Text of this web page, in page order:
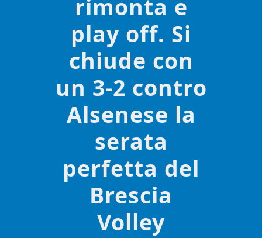
rimonta e
play off. Si
chiude con
un 3-2 contro
Alsenese la
serata
perfetta del
Brescia
Volley